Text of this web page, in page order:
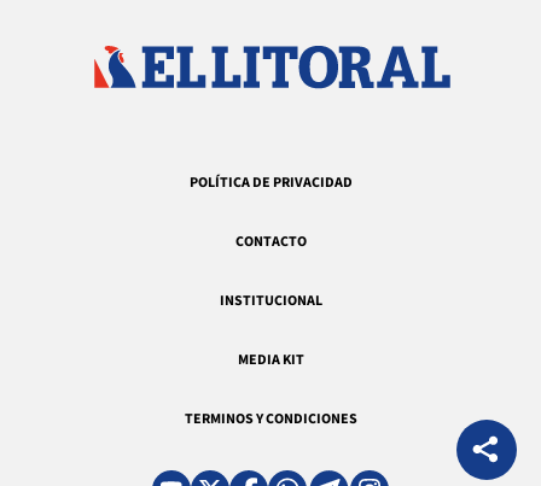
POLÍTICA DE PRIVACIDAD
CONTACTO
INSTITUCIONAL
MEDIA KIT
TERMINOS Y CONDICIONES